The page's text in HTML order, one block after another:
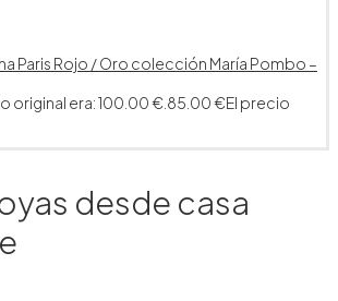
Paris Rojo / Oro colección María Pombo –
original era: 100.00 €. 85.00€El precio
desde casa